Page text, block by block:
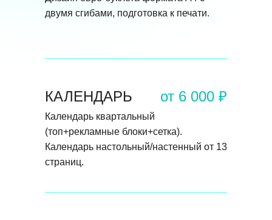
двумя сгибами, подготовка к печати.
КАЛЕНДАРЬ от 6 000 ₽
Календарь квартальный
(топ+рекламные блоки+сетка).
Календарь настольный/настенный от 13
страниц.